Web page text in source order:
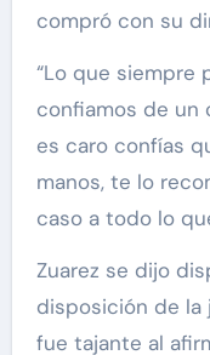
compró con su
“Lo que siempre
confiamos de un
es caro confías
manos, te lo
caso a todo lo
Zuarez se dijo
disposición de la
fue tajante al